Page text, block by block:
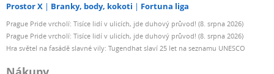
Prostor X Branky, body, kokoti Fortuna liga
Prague Pride vrcholí: Tisíce lidí v ulicích, jde duhový průvod! (8. srpna 2026)
Prague Pride vrcholí: Tisíce lidí v ulicích, jde duhový průvod! (8. srpna 2026)
Hra světel na fasádě slavné vily: Tugendhat slaví 25 let na seznamu UNESCO